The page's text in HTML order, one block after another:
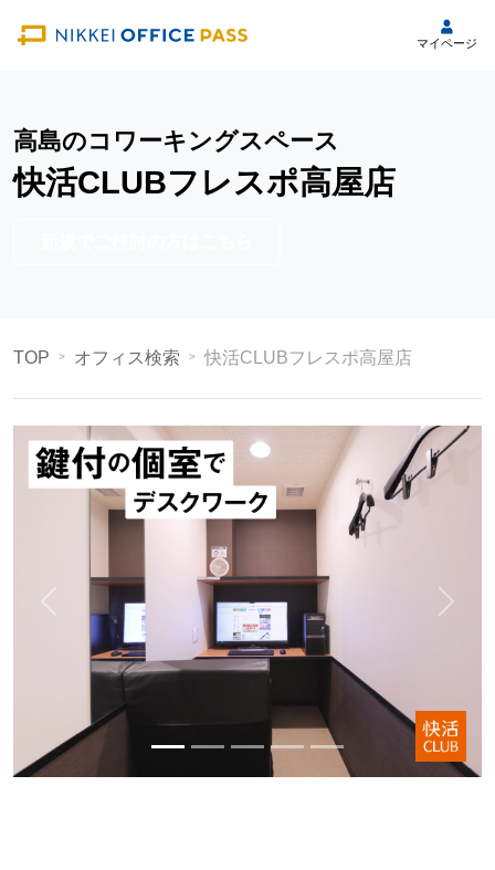
マイページ
高島のコワーキングスペース
快活CLUBフレスポ高屋店
TOP オフィス検索 快活CLUBフレスポ高屋店